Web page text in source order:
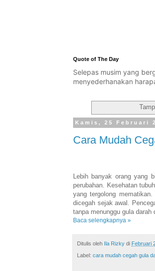
Quote of The Day
Selepas musim yang
menyederhanakan
Kamis, 25 Februari
Cara Mudah
Lebih banyak orang yang
perubahan. Kesehatan
yang tergolong
dicegah sejak awal.
tanpa menunggu gula darah
Baca selengkapnya »
Ditulis oleh Ila Rizky di Februari
Label: cara mudah cegah gula